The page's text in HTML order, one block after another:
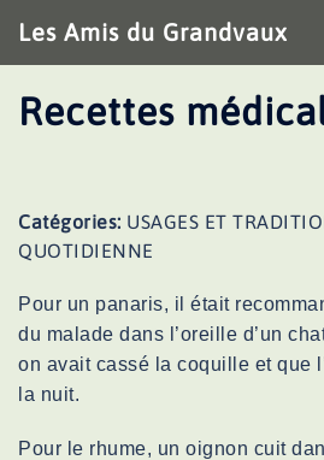
au
contenu
Les Amis du Grandvaux
Recettes
Pour un panaris, il était
du malade dans l’oreille d’un
on avait cassé la coquille et que
la nuit.
Pour le rhume, un oignon cuit
Catégories: USAGES ET
QUOTIDIENNE